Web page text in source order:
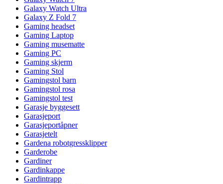
Galaxy Watch Ultra
Galaxy Z Fold 7
Gaming headset
Gaming Laptop
Gaming musematte
Gaming PC
Gaming skjerm
Gaming Stol
Gamingstol barn
Gamingstol rosa
Gamingstol test
Garasje byggesett
Garasjeport
Garasjeportåpner
Garasjetelt
Gardena robotgressklipper
Garderobe
Gardiner
Gardinkappe
Gardintrapp